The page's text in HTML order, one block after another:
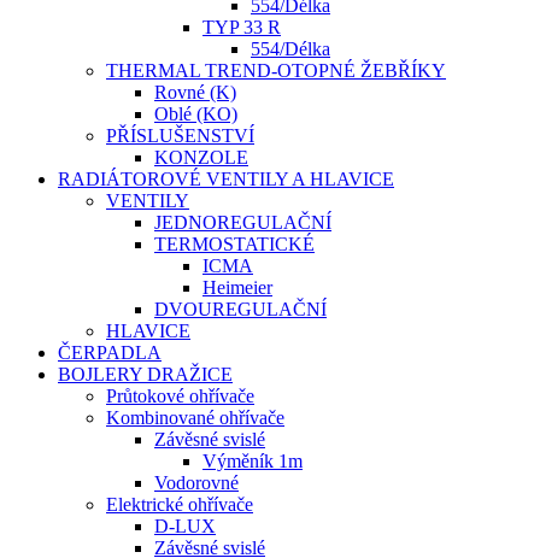
554/Délka
TYP 33 R
554/Délka
THERMAL TREND-OTOPNÉ ŽEBŘÍKY
Rovné (K)
Oblé (KO)
PŘÍSLUŠENSTVÍ
KONZOLE
RADIÁTOROVÉ VENTILY A HLAVICE
VENTILY
JEDNOREGULAČNÍ
TERMOSTATICKÉ
ICMA
Heimeier
DVOUREGULAČNÍ
HLAVICE
ČERPADLA
BOJLERY DRAŽICE
Průtokové ohřívače
Kombinované ohřívače
Závěsné svislé
Výměník 1m
Vodorovné
Elektrické ohřívače
D-LUX
Závěsné svislé